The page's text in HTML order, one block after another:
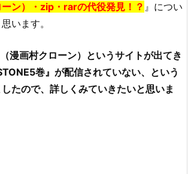
ン）・zip・rarの代役発見！？ 』につい
います。
漫画村クローン）というサイトが出てき
巻』が配信されていない、という
たので、詳しくみていきたいと思いま